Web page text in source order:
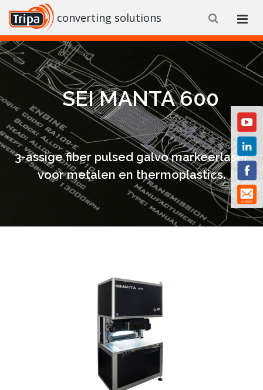
converting solutions
SEI MANTA 600
3-assige fiber pulsed galvo markeerlaser
voor metalen en thermoplastics.